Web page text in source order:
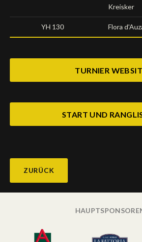
Kreisker
YH 130 Flora
TURNIER
START UND
ZURÜCK